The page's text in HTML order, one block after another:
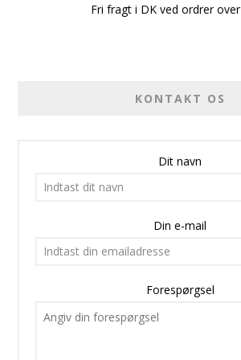
Fri fragt i DK ved ordrer
KONTAKT OS
Dit navn
Din e-mail
Forespørgsel